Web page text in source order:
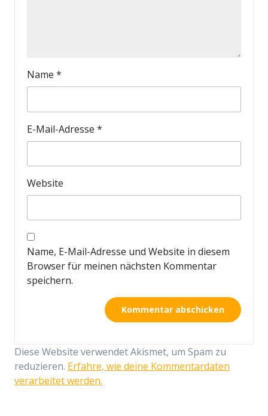
Name *
E-Mail-Adresse *
Website
Name, E-Mail-Adresse und Website in diesem
Browser für meinen nächsten Kommentar
speichern.
Diese Website verwendet Akismet, um Spam zu
reduzieren. Erfahre, wie deine Kommentardaten
verarbeitet werden.